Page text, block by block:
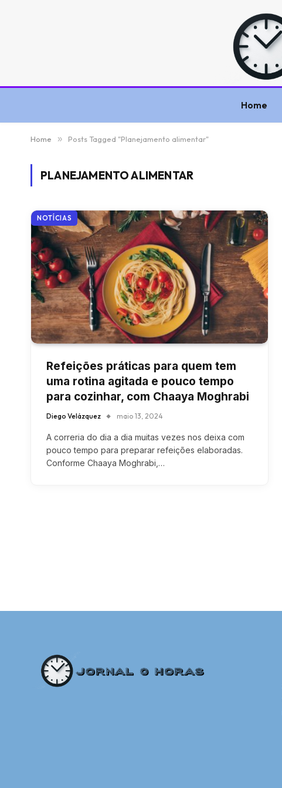
Home
Home » Posts Tagged "Planejamento alimentar"
PLANEJAMENTO ALIMENTAR
NOTÍCIAS
Refeições práticas para quem tem
uma rotina agitada e pouco tempo
para cozinhar, com Chaaya Moghrabi
Diego Velázquez maio 13, 2024
A correria do dia a dia muitas vezes nos deixa com
pouco tempo para preparar refeições elaboradas.
Conforme Chaaya Moghrabi,…